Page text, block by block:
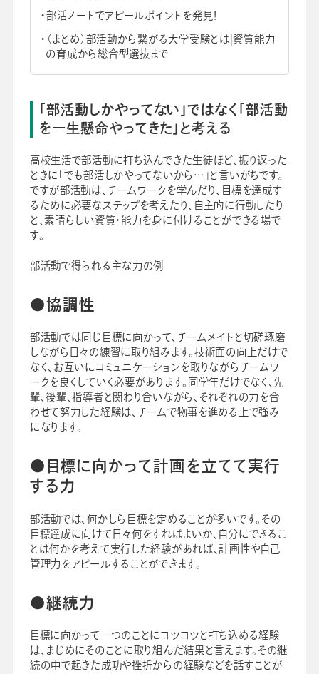
部活ノートでアピールポイントを発見！
（まとめ）部活動から繋がる大学受験とは|資質能力
の育成から総合型選抜まで
「部活動しかやってない」ではなく「部活動
を一生懸命やってきた」と考える
高校生活で部活動に打ち込んできた生徒ほど、振り返った
ときに「でも部活しかやってないから…」と言いがちです。
ですが部活動は、チームワークを学んだり、目標を達成す
るために必要なステップを考えたり、自主的に行動したり
と、素晴らしい資質・能力を身に付けることができる場で
す。
部活動で得られる主な力の例
●協調性
部活動では同じ目標に向かって、チームメイトと切磋琢磨
しながら日々の練習に取り組みます。技術面の向上だけで
なく、お互いにコミュニケーションを取りながらチームワ
ークを良くしていく必要があります。同学年だけでなく、先
輩、後輩、指導者と関わり合いながら、それぞれの力を合
わせて努力した経験は、チームで物事を進める上で強み
になります。
●目標に向かって計画を立てて実行
する力
部活動では、何かしら目標を定めることが多いです。その
目標達成に向けて日々何をすればよいか、自分にできるこ
とは何かを考えて実行した経験があれば、計画性や自己
管理力をアピールすることができます。
●継続力
目標に向かって一つのことにコツコツと打ち込める経験
は、まじめにそのことに取り組んだ結果と言えます。その継
続の中で起きた成功や挫折からの経験などを話すことが